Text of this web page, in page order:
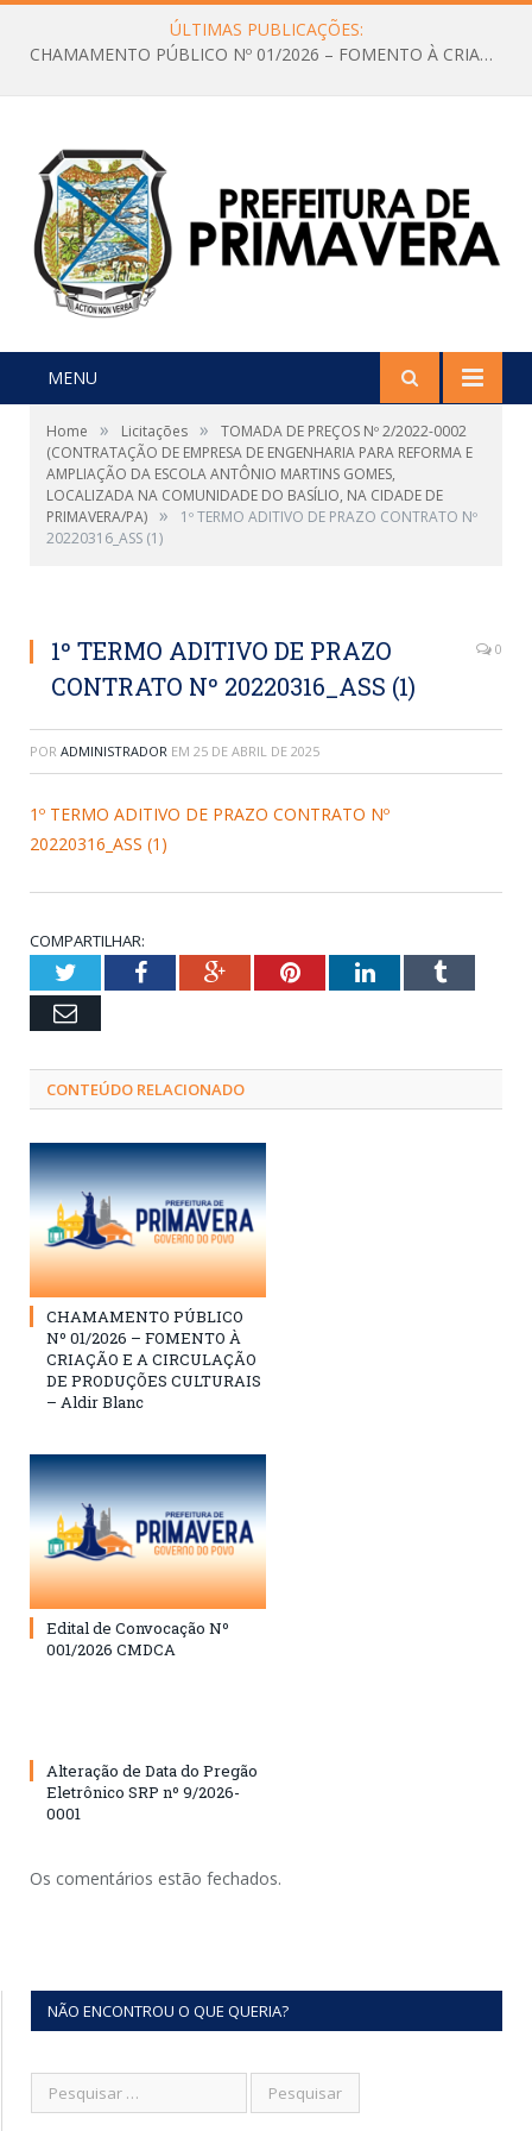
ÚLTIMAS PUBLICAÇÕES:
CHAMAMENTO PÚBLICO Nº 01/2026 – FOMENTO À CRIAÇÃO E A CIRCULAÇÃO DE PRODUÇÕES CULTURAIS – Aldir Blanc
MENU
Home » Licitações »
TOMADA DE PREÇOS Nº 2/2022-0002
(CONTRATAÇÃO DE EMPRESA DE ENGENHARIA PARA REFORMA E
AMPLIAÇÃO DA ESCOLA ANTÔNIO MARTINS GOMES,
LOCALIZADA NA COMUNIDADE DO BASÍLIO, NA CIDADE DE
PRIMAVERA/PA) »
1º TERMO ADITIVO DE PRAZO CONTRATO Nº
20220316_ASS (1)
1º TERMO ADITIVO DE PRAZO
CONTRATO Nº 20220316_ASS (1)
0
POR ADMINISTRADOR EM 25 DE ABRIL DE 2025
1º TERMO ADITIVO DE PRAZO CONTRATO Nº
20220316_ASS (1)
COMPARTILHAR:
TwitterFacebookGoogle+PinterestLinkedInTumblr
Email
CONTEÚDO RELACIONADO
CHAMAMENTO PÚBLICO
Nº 01/2026 – FOMENTO À
CRIAÇÃO E A CIRCULAÇÃO
DE PRODUÇÕES CULTURAIS
– Aldir Blanc
Edital de Convocação Nº
001/2026 CMDCA
Alteração de Data do Pregão
Eletrônico SRP nº 9/2026-
0001
Os comentários estão fechados.
NÃO ENCONTROU O QUE QUERIA?